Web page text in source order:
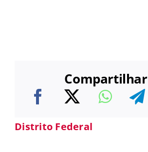
Compartilhar
Distrito Federal